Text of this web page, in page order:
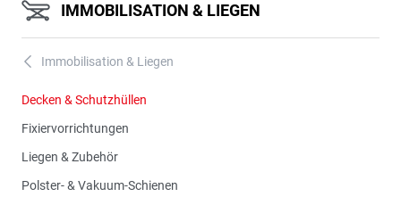
IMMOBILISATION & LIEGEN
A Immobilisation & Liegen
Decken & Schutzhüllen
Fixiervorrichtungen
Liegen & Zubehör
Polster- & Vakuum-Schienen